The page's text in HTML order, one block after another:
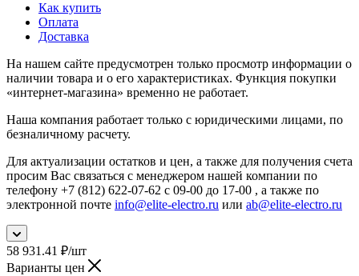
Как купить
Оплата
Доставка
На нашем сайте предусмотрен только просмотр информации о
наличии товара и о его характеристиках. Функция покупки
«интернет-магазина» временно не работает.
Наша компания работает только с юридическими лицами, по
безналичному расчету.
Для актуализации остатков и цен, а также для получения счета
просим Вас связаться с менеджером нашей компании по
телефону +7 (812) 622-07-62 с 09-00 до 17-00 , а также по
электронной почте info@elite-electro.ru или ab@elite-electro.ru
58 931.41 ₽/шт
Варианты цен